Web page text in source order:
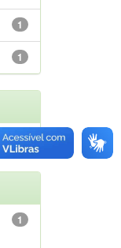
1
1
1
1